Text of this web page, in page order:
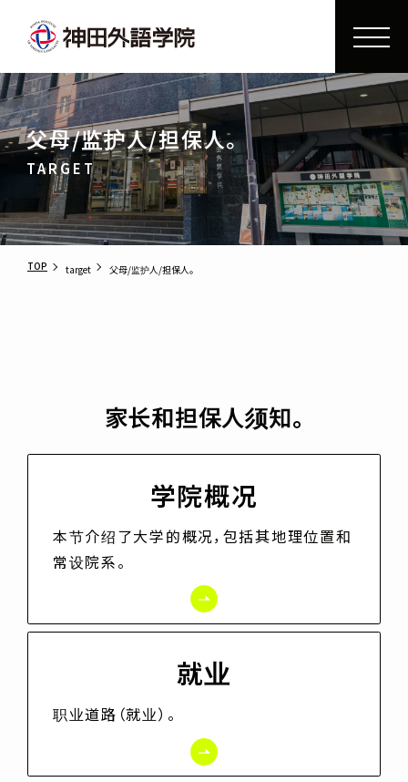
父母/监护人/担保人。
TARGET
TOP target 父母/监护人/担保人。
家长和担保人须知。
学院概况
本节介绍了大学的概况，包括其地理位置和
常设院系。
就业
职业道路（就业）。